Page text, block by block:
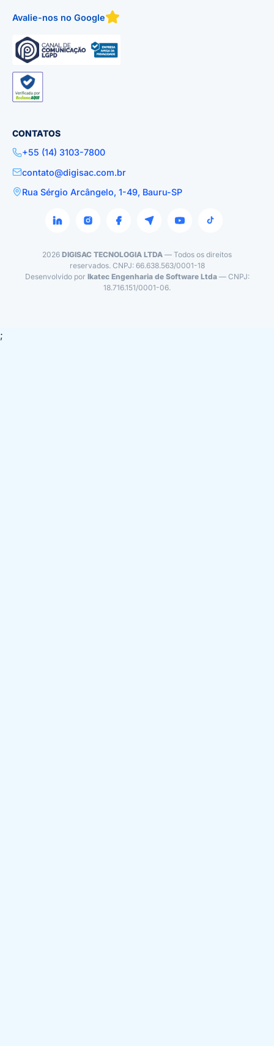
Avalie-nos no Google
CONTATOS
+55 (14) 3103-7800
contato@digisac.com.br
Rua Sérgio Arcângelo, 1-49, Bauru-SP
2026 DIGISAC TECNOLOGIA LTDA — Todos os direitos
reservados. CNPJ: 66.638.563/0001-18
Desenvolvido por Ikatec Engenharia de Software Ltda— CNPJ:
18.716.151/0001-06.
;